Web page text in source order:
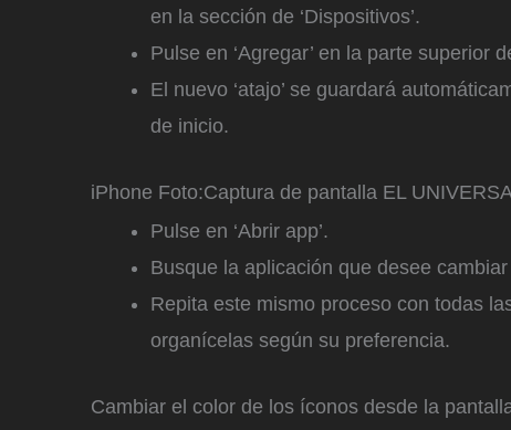
en la sección de ‘Dispositivos’.
Pulse en ‘Agregar’ en la parte superior
El nuevo ‘atajo’ se guardará
de inicio.
iPhone Foto:Captura de pantalla EL
Pulse en ‘Abrir app’.
Busque la aplicación que desee
Repita este mismo proceso con todas
organícelas según su preferencia.
Cambiar el color de los íconos desde la